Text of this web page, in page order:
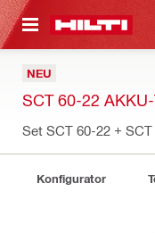
NEU
SCT 60-22
Set SCT 60-22 +
Konfigurator